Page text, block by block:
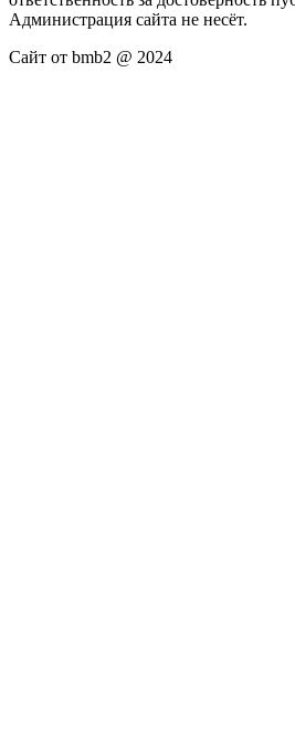
Администрация сайта не несёт.
Сайт от bmb2 @ 2024